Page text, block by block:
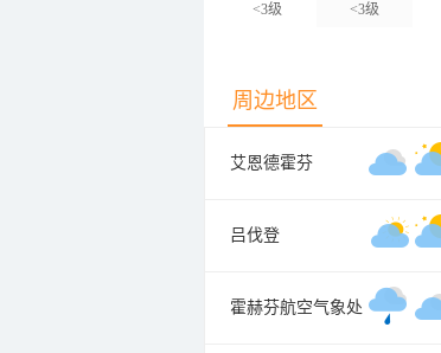
<3级 <3级
周边地区
艾恩德霍芬
吕伐登
霍赫芬航空气象处